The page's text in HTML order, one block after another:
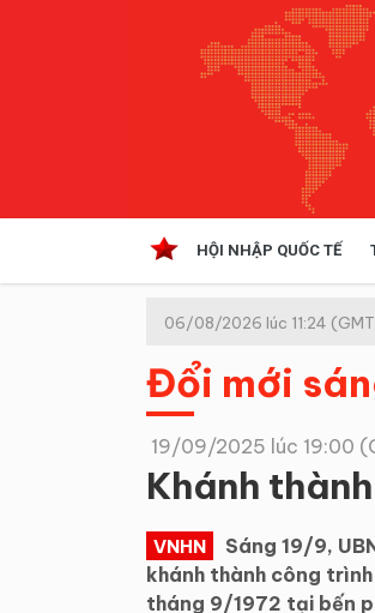
HỘI NHẬP QUỐC TẾ
Kinh tế hội nhập
Doanh nghiệp
06/08/2026 lúc 11:24
Đổi mới
19/09/2025 lúc 19:00
Khánh
VNHN
Sáng 19/9,
khánh thành công
tháng 9/1972 tại bến